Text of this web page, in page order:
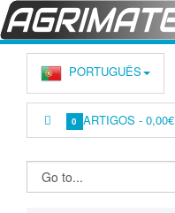
PORTUGUÊS
0 ARTIGOS -0,00€